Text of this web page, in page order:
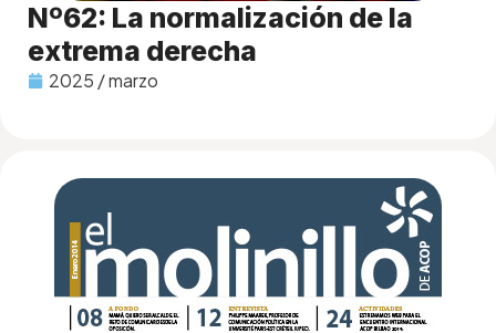
Nº62: La normalización de la
extrema derecha
2025 / marzo